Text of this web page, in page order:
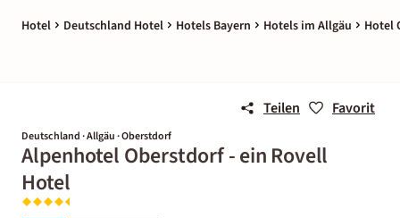
Hotel Deutschland Hotel Hotels Bayern Hotels im Allgäu Hotel
Teilen Favorit
Deutschland · Allgäu · Oberstdorf
Alpenhotel Oberstdorf - ein Rovell
Hotel